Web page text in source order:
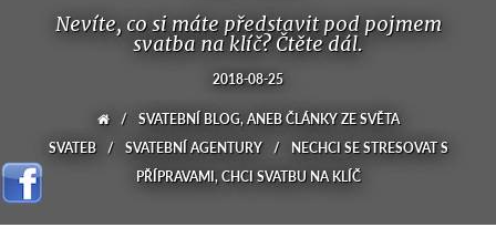
Nevíte, co si máte představit pod pojmem
svatba na klíč? Čtěte dál.
2018-08-25
/
SVATEBNÍ BLOG, ANEB ČLÁNKY ZE SVĚTA
SVATEB
/ SVATEBNÍ AGENTURY /
NECHCI SE STRESOVAT S
PŘÍPRAVAMI, CHCI SVATBU NA KLÍČ